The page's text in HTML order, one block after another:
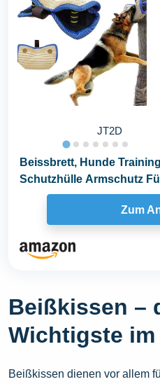
JT2D
Beissbrett, Hunde
Schutzhülle Armschutz
Beißkissen...
Zum
Beißkissen –
Wichtigste
Beißkissen dienen vor allem